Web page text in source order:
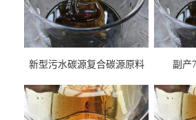
新型污水碳源复合碳源原料
副产